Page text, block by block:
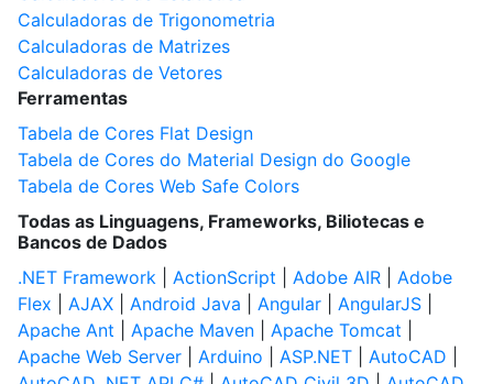
Calculadoras de Trigonometria
Calculadoras de Matrizes
Calculadoras de Vetores
Ferramentas
Tabela de Cores Flat Design
Tabela de Cores do Material Design do Google
Tabela de Cores Web Safe Colors
Todas as Linguagens, Frameworks, Biliotecas e
Bancos de Dados
.NET Framework
ActionScript Adobe AIR
Adobe
Flex
AJAX Android Java Angular AngularJS
Apache Ant
Apache Maven Apache Tomcat
Apache Web Server
Arduino ASP.NET AutoCAD